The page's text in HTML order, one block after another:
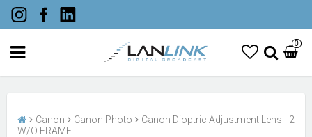
0
Canon Canon Photo
Canon Dioptric Adjustment Lens - 2
W/O FRAME